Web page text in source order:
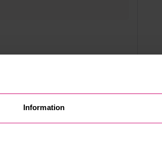
Information